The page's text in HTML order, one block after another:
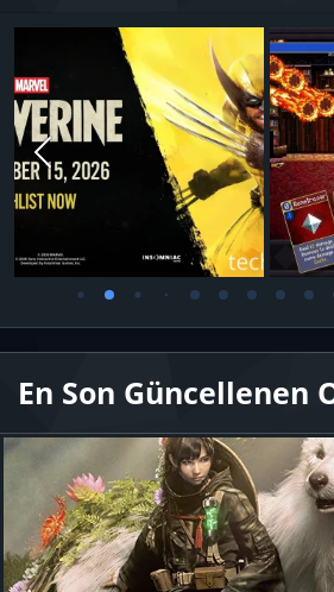
En Son Güncellenen